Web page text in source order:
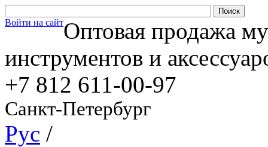
Войти на сайтОптовая продажа
инструментов и
+7 812 611-00-97
Санкт-Петербург
Рус /